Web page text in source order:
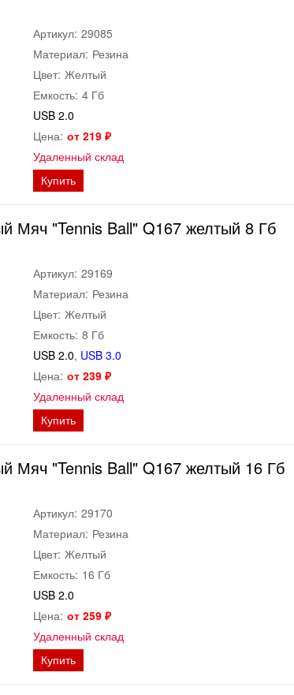
Артикул: 29085
Материал: Резина
Цвет: Желтый
Емкость: 4 Гб
USB 2.0
Цена: от 219 ₽
Удаленный склад
Купить
Мяч "Tennis Ball" Q167 желтый 8 Гб
Артикул: 29169
Материал: Резина
Цвет: Желтый
Емкость: 8 Гб
USB 2.0, USB 3.0
Цена: от 239 ₽
Удаленный склад
Купить
Мяч "Tennis Ball" Q167 желтый 16 Гб
Артикул: 29170
Материал: Резина
Цвет: Желтый
Емкость: 16 Гб
USB 2.0
Цена: от 259 ₽
Удаленный склад
Купить